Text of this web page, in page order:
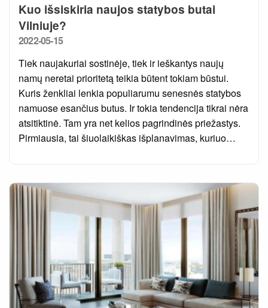
Kuo išsiskiria naujos statybos butai
Vilniuje?
Posted
2022-05-15
Tiek naujakuriai sostinėje, tiek ir ieškantys naujų
namų neretai prioritetą teikia būtent tokiam būstui.
Kuris ženkliai lenkia populiarumu senesnės statybos
namuose esančius butus. Ir tokia tendencija tikrai nėra
atsitiktinė. Tam yra net kelios pagrindinės priežastys.
Pirmiausia, tai šiuolaikiškas išplanavimas, kuriuo…